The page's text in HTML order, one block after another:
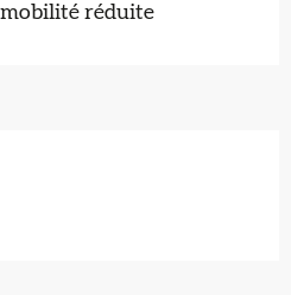
mobilité réduite